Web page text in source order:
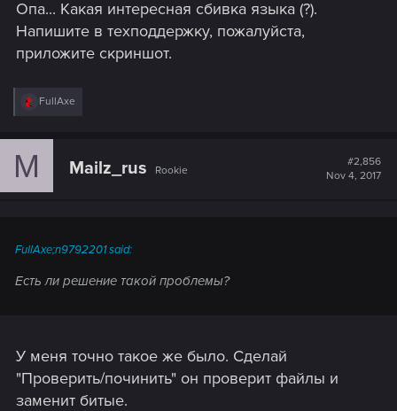
Опа... Какая интересная сбивка языка (?).
Напишите в техподдержку, пожалуйста,
приложите скриншот.
R
c
FullAxe
M Mailz_rus Rookie
#2,856
Nov 4, 2017
FullAxe;n9792201 said:
Есть ли решение такой проблемы?
У меня точно такое же было. Сделай
"Проверить/починить" он проверит файлы и
заменит битые.